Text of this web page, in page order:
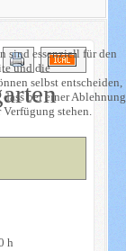
h
sind essenziell für den
und die
selbst entscheiden,
bei einer Ablehnung
stehen.